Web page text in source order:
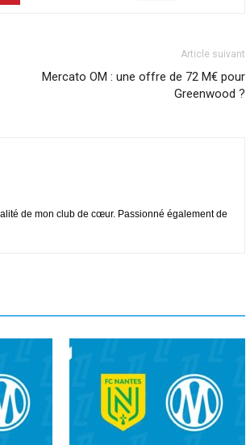
Article suivant
Mercato OM : une offre de 72 M€ pour
Greenwood ?
de mon club de cœur. Passionné également de